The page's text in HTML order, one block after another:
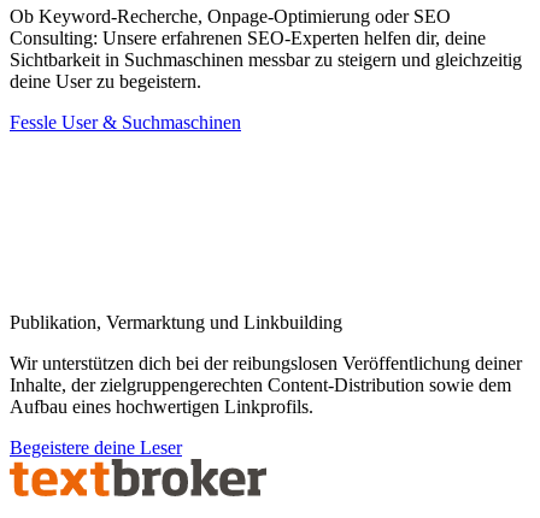
Ob Keyword-Recherche, Onpage-Optimierung oder SEO
Consulting: Unsere erfahrenen SEO-Experten helfen dir, deine
Sichtbarkeit in Suchmaschinen messbar zu steigern und gleichzeitig
deine User zu begeistern.
Fessle User & Suchmaschinen
Publikation, Vermarktung und Linkbuilding
Wir unterstützen dich bei der reibungslosen Veröffentlichung deiner
Inhalte, der zielgruppengerechten Content-Distribution sowie dem
Aufbau eines hochwertigen Linkprofils.
Begeistere deine Leser